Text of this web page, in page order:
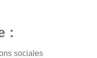
:
sociales